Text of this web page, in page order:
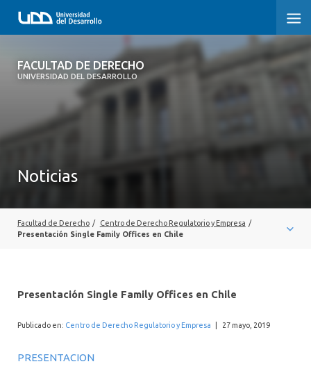
FACULTAD DE DERECHO
UNIVERSIDAD DEL DESARROLLO
FACULTAD DE DERECHO
SOBRE LA FACULTAD
PROFESORES
Noticias
Facultad de Derecho / Centro de Derecho Regulatorio y Empresa /
Presentación Single Family Offices en Chile
Presentación Single Family Offices en Chile
Publicado en: Centro de Derecho Regulatorio y Empresa 27 mayo, 2019
PRESENTACION